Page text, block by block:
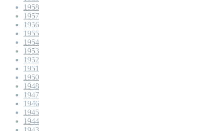
1958
1957
1956
1955
1954
1953
1952
1951
1950
1948
1947
1946
1945
1944